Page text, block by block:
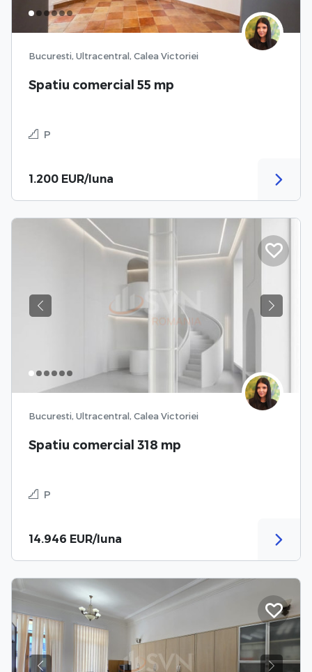
Bucuresti, Ultracentral, Calea Victoriei
Spatiu comercial 55 mp
P
1.200 EUR/luna
Previous Next
Bucuresti, Ultracentral, Calea Victoriei
Spatiu comercial 318 mp
P
14.946 EUR/luna